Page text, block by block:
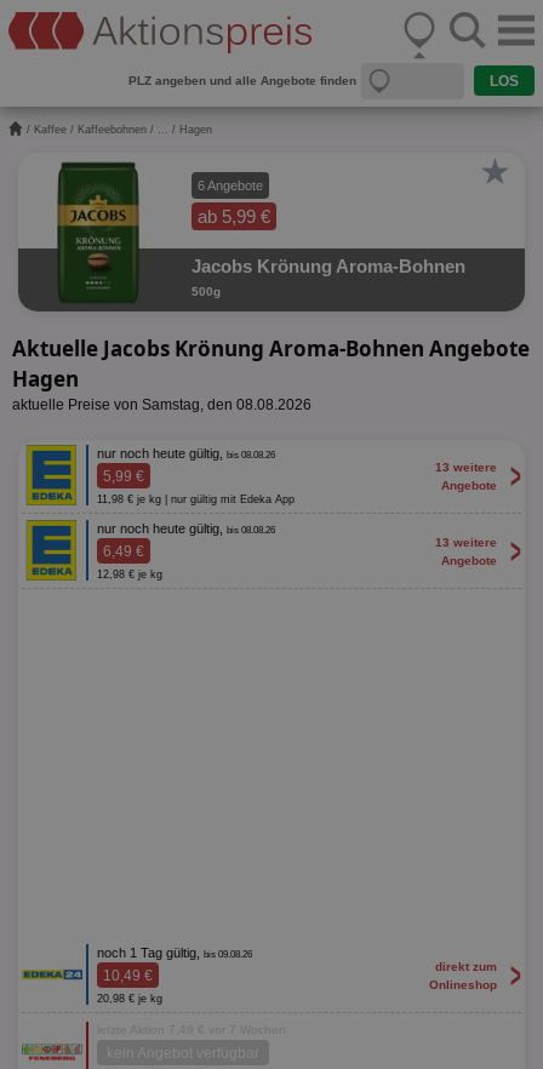
PLZ angeben und alle Angebote finden
/ Kaffee / Kaffeebohnen / ... / Hagen
6 Angebote
ab 5,99 €
★
Jacobs Krönung Aroma-Bohnen
500g
Aktuelle Jacobs Krönung Aroma-Bohnen Angebote
Hagen
aktuelle Preise von Samstag, den 08.08.2026
nur noch heute gültig, bis 08.08.26
5,99 €
11,98 € je kg | nur gültig mit Edeka App
13 weitere
Angebote
>
nur noch heute gültig, bis 08.08.26
6,49 €
12,98 € je kg
13 weitere
Angebote
>
noch 1 Tag gültig, bis 09.08.26
10,49 €
20,98 € je kg
direkt zum
Onlineshop
>
letzte Aktion 7,49 € vor 7 Wochen
kein Angebot verfügbar